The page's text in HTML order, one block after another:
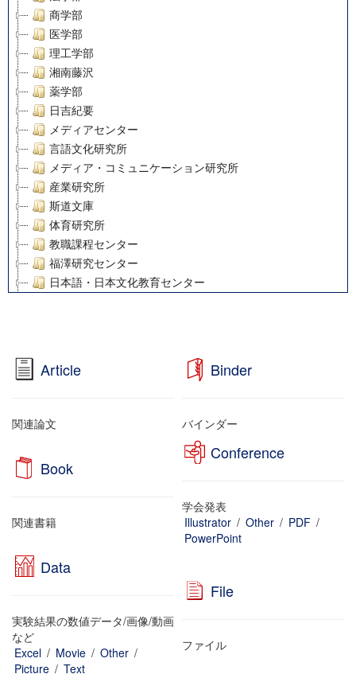
商学部
医学部
理工学部
湘南藤沢
薬学部
日吉紀要
メディアセンター
言語文化研究所
メディア・コミュニケーション研究所
産業研究所
斯道文庫
体育研究所
教職課程センター
福澤研究センター
日本語・日本文化教育センター
グローバルリサーチインスティテュート
塾内助成報告書
21世紀COEプログラム
慶應義塾大学グローバルCOEプログラム論理と感性の先端的
博士課程教育リーディングプログラム「超成熟社会発展のサ
Article
関連論文
Binder
バインダー
Book
関連書籍
Conference
学会発表
Illustrator / Other / PDF /
PowerPoint
Data
実験結果の数値データ/画像/動画
など
Excel / Movie / Other /
Picture / Text
File
ファイル